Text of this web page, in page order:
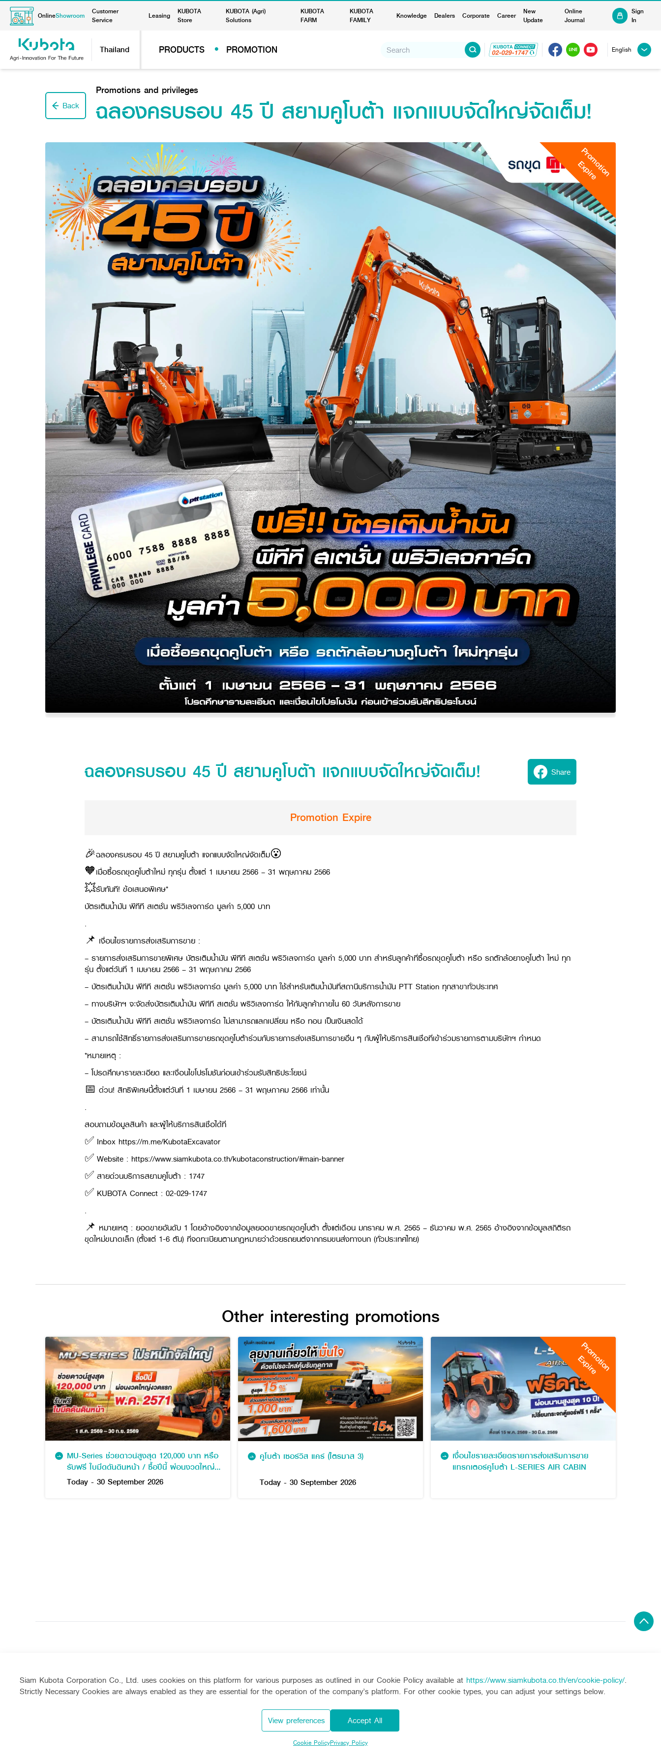
Siam Kubota Corporation Co., Ltd. uses cookies on this platform for various purposes as outlined in our Cookie Policy available at https://www.siamkubota.co.th/en/cookie-policy/.
Strictly Necessary Cookies are always enabled as they are essential for the operation of the company’s platform. For other cookie types, you can adjust your settings below.
Accept All
View preferences
Cookie PolicyPrivacy Policy
OnlineShowroom
Customer
Service
Leasing
KUBOTA
Store
KUBOTA (Agri)
Solutions
KUBOTA
FARM
KUBOTA
FAMILY
Knowledge Dealers Corporate Career
New
Update
Online
Journal
Sign
In
Thailand PRODUCTS PROMOTION English
Back
Promotions and privileges
ฉลองครบรอบ 45 ปี สยามคูโบต้า แจกแบบจัดใหญ่จัดเต็ม!
Promotion
Expire
ฉลองครบรอบ 45 ปี สยามคูโบต้า แจกแบบจัดใหญ่จัดเต็ม! Share
Promotion Expire
🎉ฉลองครบรอบ 45 ปี สยามคูโบต้า แจกแบบจัดใหญ่จัดเต็ม😮
🧡เมื่อซื้อรถขุดคูโบต้าใหม่ ทุกรุ่น ตั้งแต่ 1 เมษายน 2566 – 31 พฤษภาคม 2566
💥รับทันที! ข้อเสนอพิเศษ*
บัตรเติมน้ำมัน พีทีที สเตชั่น พริวิเลจการ์ด มูลค่า 5,000 บาท
.
📌 เงื่อนไขรายการส่งเสริมการขาย :
– รายการส่งเสริมการขายพิเศษ บัตรเติมน้ำมัน พีทีที สเตชั่น พริวิเลจการ์ด มูลค่า 5,000 บาท สำหรับลูกค้าที่ซื้อรถขุดคูโบต้า หรือ รถตักล้อยางคูโบต้า ใหม่ ทุก
รุ่น ตั้งแต่วันที่ 1 เมษายน 2566 – 31 พฤษภาคม 2566
– บัตรเติมน้ำมัน พีทีที สเตชั่น พริวิเลจการ์ด มูลค่า 5,000 บาท ใช้สำหรับเติมน้ำมันที่สถานีบริการน้ำมัน PTT Station ทุกสาขาทั่วประเทศ
– ทางบริษัทฯ จะจัดส่งบัตรเติมน้ำมัน พีทีที สเตชั่น พริวิเลจการ์ด ให้กับลูกค้าภายใน 60 วันหลังการขาย
– บัตรเติมน้ำมัน พีทีที สเตชั่น พริวิเลจการ์ด ไม่สามารถแลกเปลี่ยน หรือ ทอน เป็นเงินสดได้
– สามารถใช้สิทธิ์รายการส่งเสริมการขายรถขุดคูโบต้าร่วมกับรายการส่งเสริมการขายอื่น ๆ กับผู้ให้บริการสินเชื่อที่เข้าร่วมรายการตามบริษัทฯ กำหนด
*หมายเหตุ :
– โปรดศึกษารายละเอียด และเงื่อนไขโปรโมชันก่อนเข้าร่วมรับสิทธิประโยชน์
📅 ด่วน! สิทธิพิเศษนี้ตั้งแต่วันที่ 1 เมษายน 2566 – 31 พฤษภาคม 2566 เท่านั้น
.
สอบถามข้อมูลสินค้า และผู้ให้บริการสินเชื่อได้ที่
✅ Inbox https://m.me/KubotaExcavator
✅ Website : https://www.siamkubota.co.th/kubotaconstruction/#main-banner
✅ สายด่วนบริการสยามคูโบต้า : 1747
✅ KUBOTA Connect : 02-029-1747
.
📌 หมายเหตุ : ยอดขายอันดับ 1 โดยอ้างอิงจากข้อมูลยอดขายรถขุดคูโบต้า ตั้งแต่เดือน มกราคม พ.ศ. 2565 – ธันวาคม พ.ศ. 2565 อ้างอิงจากข้อมูลสถิติรถ
ขุดใหม่ขนาดเล็ก (ตั้งแต่ 1-6 ตัน) ที่จดทะเบียนตามกฎหมายว่าด้วยรถยนต์จากกรมขนส่งทางบก (ทั่วประเทศไทย)
Other interesting promotions
MU-Series ช่วยดาวน์สูงสุด 120,000 บาท หรือ
รับฟรี ใบมีดดันดินหน้า / ซื้อปีนี้ ผ่อนงวดใหญ่
งวดแรก พฤษภาคม 2571
Today - 30 September 2026
คูโบต้า เซอร์วิส แคร์ (ไตรมาส 3)
Today - 30 September 2026
Promotion
Expire
เงื่อนไขรายละเอียดรายการส่งเสริมการขาย
แทรกเตอร์คูโบต้า L-SERIES AIR CABIN
Tractor implement
Combine Harvester
Mini-excavator Implement
Wheel Loader
Seeding Center
International
Career
New Update
TVC
KUBOTA Store
Online Showroom